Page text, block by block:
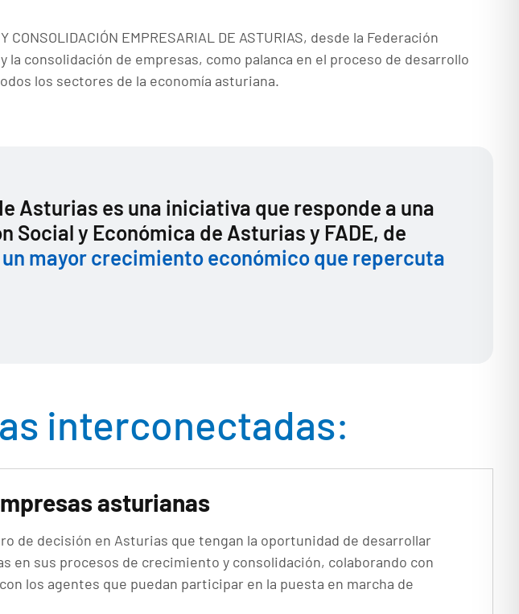
EMPRESARIAL DE ASTURIAS, desde la Federación
consolidación de empresas, como palanca en el proceso de desarrollo
los sectores de la economía asturiana.
Asturias es una iniciativa que responde a una
y Económica de Asturias y FADE, de
mayor crecimiento económico que repercuta
interconectadas:
asturianas
de decisión en Asturias que tengan la oportunidad de desarrollar
sus procesos de crecimiento y consolidación, colaborando con
los agentes que puedan participar en la puesta en marcha de